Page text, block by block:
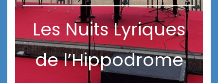
Les Nuits Lyriques
de l’Hippodrome